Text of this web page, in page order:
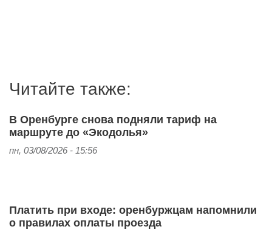
Читайте также:
В Оренбурге снова подняли тариф на
маршруте до «Экодолья»
пн, 03/08/2026 - 15:56
Платить при входе: оренбуржцам напомнили
о правилах оплаты проезда